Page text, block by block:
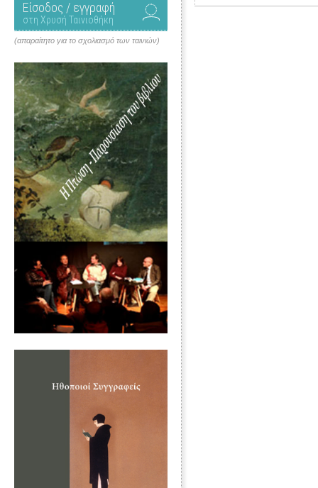
Είσοδος / εγγραφή
στη Χρυσή Ταινιοθήκη
(απαραίτητο για το σχολιασμό των ταινιών)